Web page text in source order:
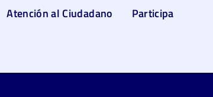
Atención al Ciudadano Participa